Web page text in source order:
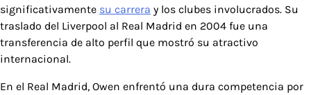
significativamente su carrera y los clubes involucrados. Su
traslado del Liverpool al Real Madrid en 2004 fue una
transferencia de alto perfil que mostró su atractivo
internacional.
En el Real Madrid, Owen enfrentó una dura competencia por